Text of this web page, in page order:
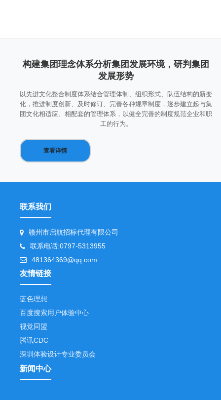
构建集团理念体系分析集团发展环境，研判集团
发展形势
以先进文化整合制度体系结合管理体制、组织形式、队伍结构的新变
化，推进制度创新、及时修订、完善各种规章制度，逐步建立起与集
团文化相适应、相配套的管理体系，以健全完善的制度规范企业和职
工的行为。
查看详情
联系我们
赣州市启航招标代理有限公司
联系电话:0797-5313955
481364369@qq.com
友情链接
蓝色理想
百度搜索用户体验中心
视觉同盟
腾讯CDC
深圳体验设计专业委员会
新闻中心